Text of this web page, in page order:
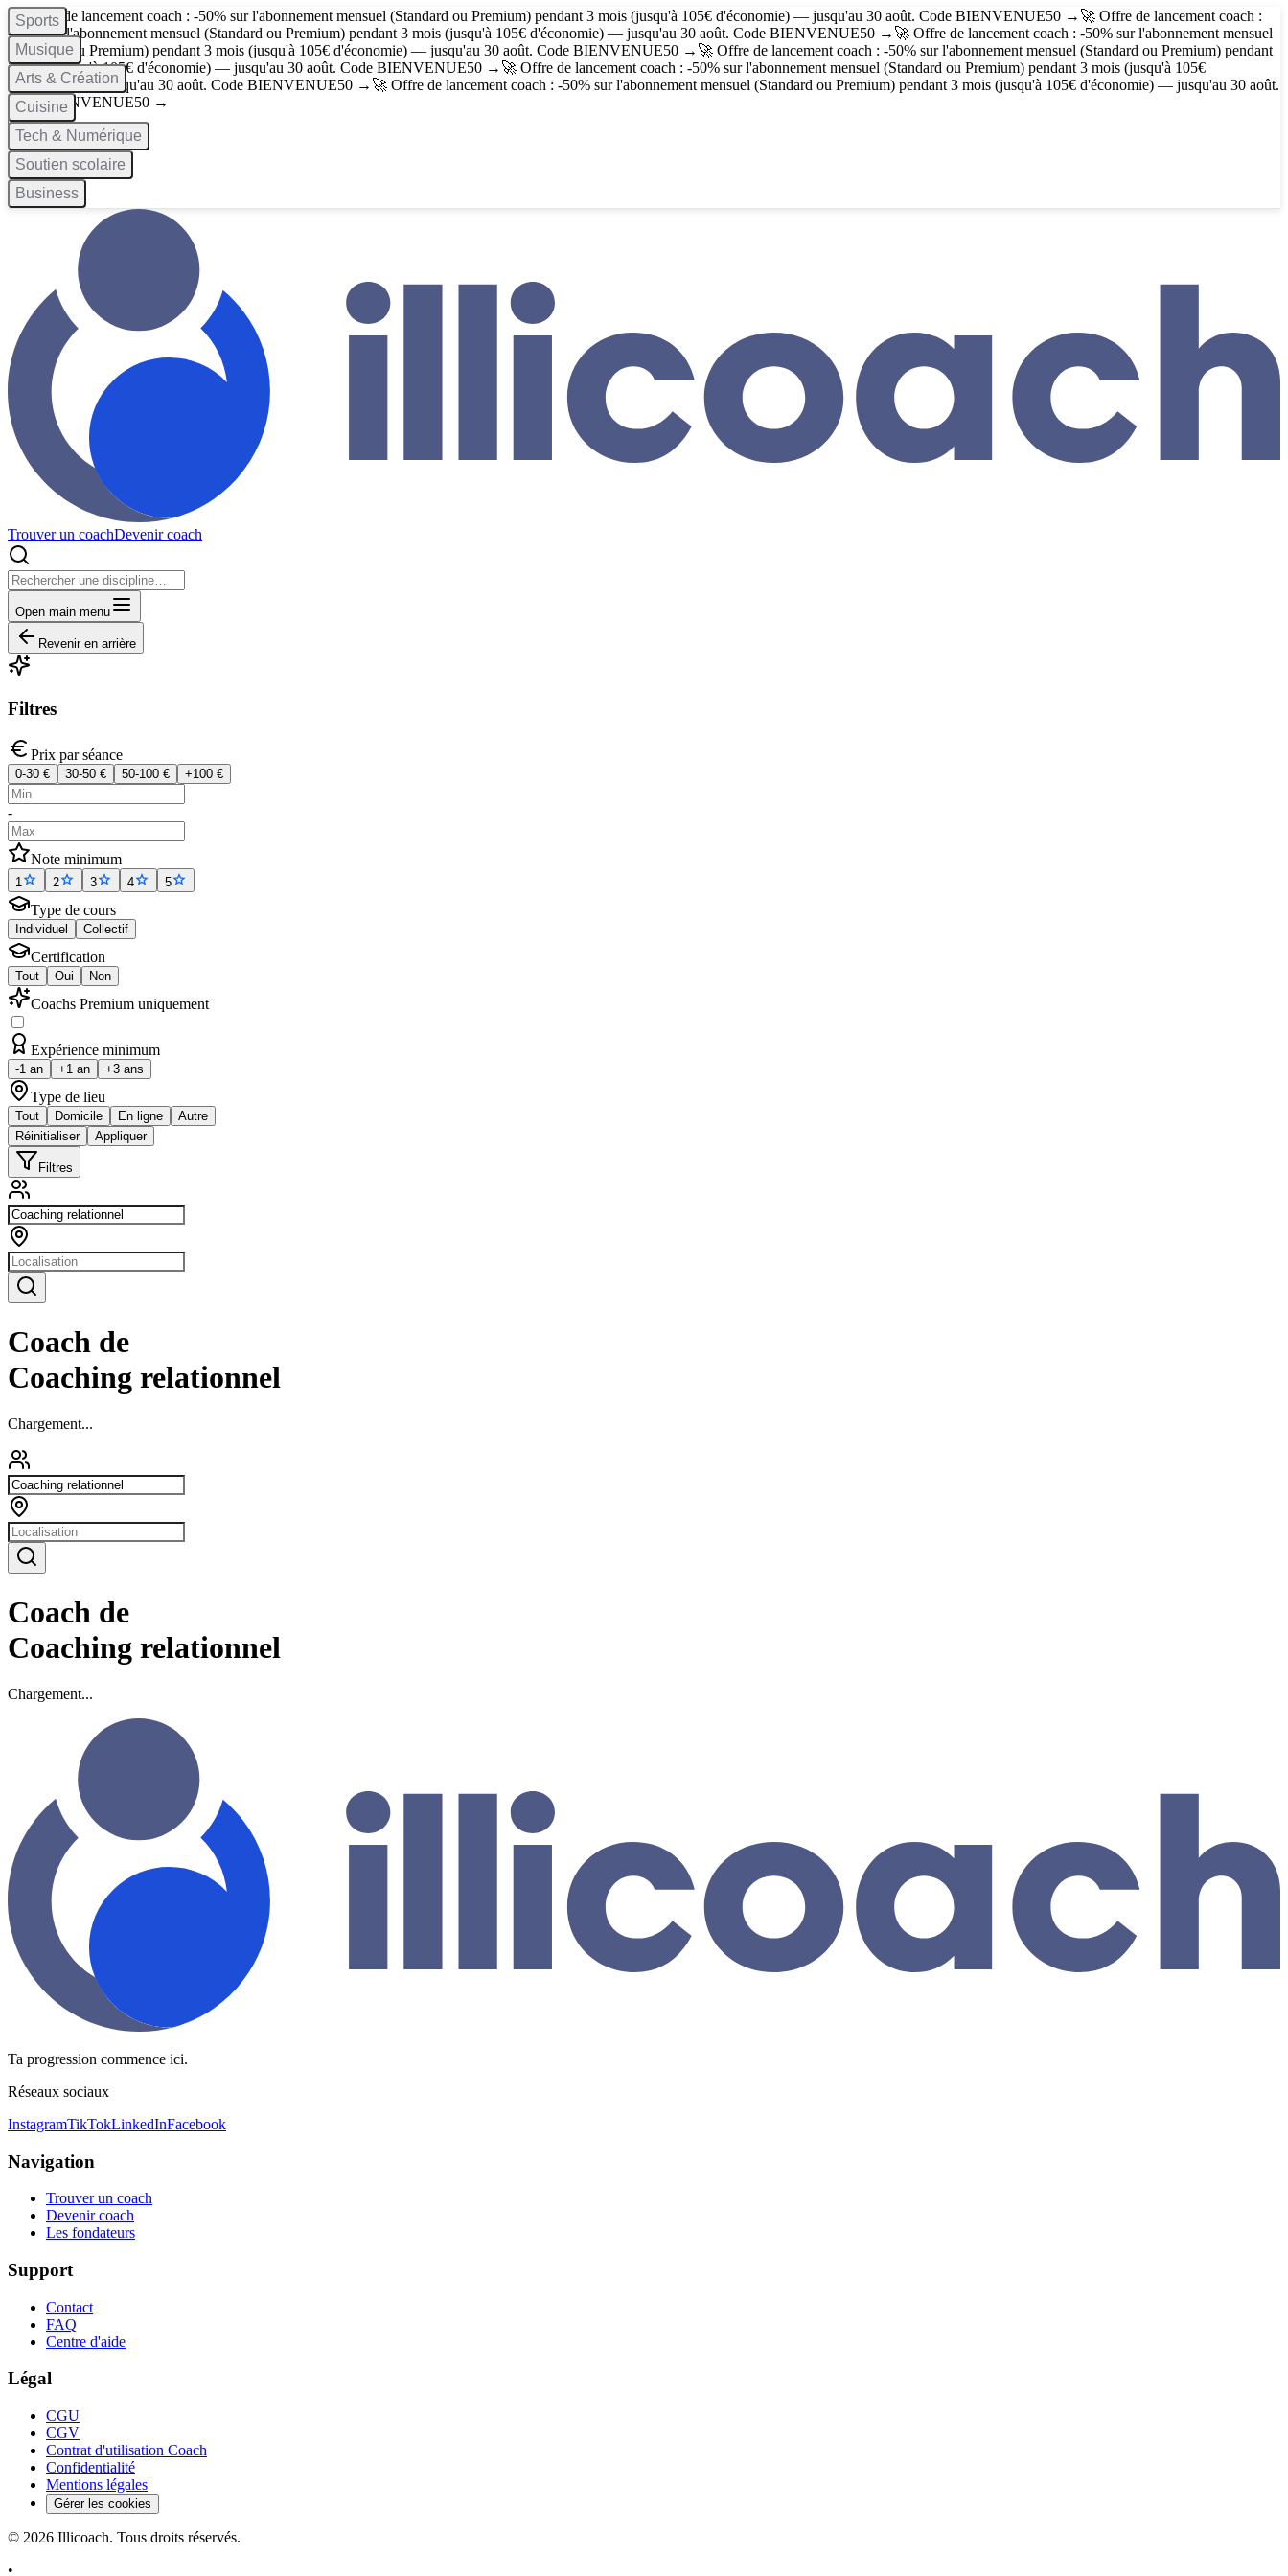
🚀 Offre de lancement coach : -50% sur l'abonnement mensuel (Standard ou Premium) pendant 3 mois (jusqu'à 105€ d'économie) — jusqu'au 30 août. Code BIENVENUE50 → 🚀 Offre de lancement coach :
-50% sur l'abonnement mensuel (Standard ou Premium) pendant 3 mois (jusqu'à 105€ d'économie) — jusqu'au 30 août. Code BIENVENUE50 → 🚀 Offre de lancement coach : -50% sur l'abonnement mensuel
(Standard ou Premium) pendant 3 mois (jusqu'à 105€ d'économie) — jusqu'au 30 août. Code BIENVENUE50 → 🚀 Offre de lancement coach : -50% sur l'abonnement mensuel (Standard ou Premium) pendant
3 mois (jusqu'à 105€ d'économie) — jusqu'au 30 août. Code BIENVENUE50 → 🚀 Offre de lancement coach : -50% sur l'abonnement mensuel (Standard ou Premium) pendant 3 mois (jusqu'à 105€
d'économie) — jusqu'au 30 août. Code BIENVENUE50 → 🚀 Offre de lancement coach : -50% sur l'abonnement mensuel (Standard ou Premium) pendant 3 mois (jusqu'à 105€ d'économie) — jusqu'au 30 août.
CodeBIENVENUE50 →
Sports
Musique
Arts & Création
Cuisine
Tech & Numérique
Soutien scolaire
Business
Trouver un coachDevenir coach
Open main menu
Revenir en arrière
Filtres
Prix par séance
0-30 € 30-50 € 50-100 € +100 €
-
Note minimum
1 2 3 4 5
Type de cours
Individuel Collectif
Certification
Tout Oui Non
Coachs Premium uniquement
Expérience minimum
-1 an +1 an +3 ans
Type de lieu
Tout Domicile En ligne
Autre
Réinitialiser
Appliquer
Filtres
Coach de
Coaching relationnel
Chargement...
Coach de
Coaching relationnel
Chargement...
Ta progression commence ici.
Réseaux sociaux
InstagramTikTokLinkedInFacebook
Navigation
Trouver un coach
Devenir coach
Les fondateurs
Support
Contact
FAQ
Centre d'aide
Légal
CGU
CGV
Contrat d'utilisation Coach
Confidentialité
Mentions légales
Gérer les cookies
© 2026 Illicoach. Tous droits réservés.
•